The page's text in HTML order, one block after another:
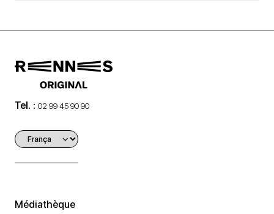
Tel. : 02 99 45 90 90
Médiathèque